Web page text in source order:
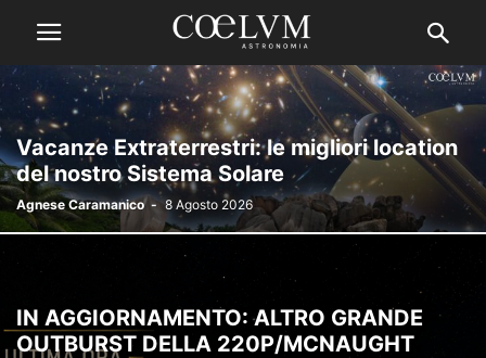
Vacanze Extraterrestri: le migliori location
del nostro Sistema Solare
Agnese Caramanico - 8 Agosto 2026
IN AGGIORNAMENTO: ALTRO GRANDE
OUTBURST DELLA 220P/MCNAUGHT